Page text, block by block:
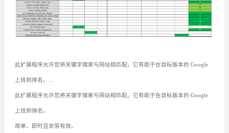
此扩展程序允许您将关键字搜索与网站相匹配。它有助于在目标版本的 Google
上找到排名。...
此扩展程序允许您将关键字搜索与网站相匹配。它有助于在目标版本的 Google
上找到排名。
简单、即时且非常有效。